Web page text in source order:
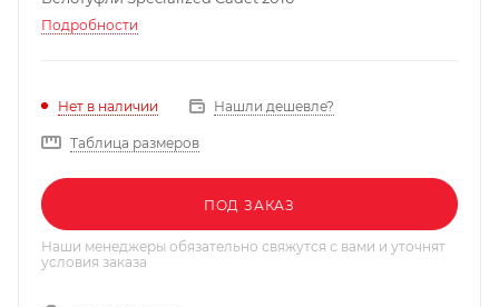
Подробности
Нет в наличии Нашли дешевле?
Таблица размеров
ПОД ЗАКАЗ
Наши менеджеры обязательно свяжутся с вами и уточнят
условия заказа